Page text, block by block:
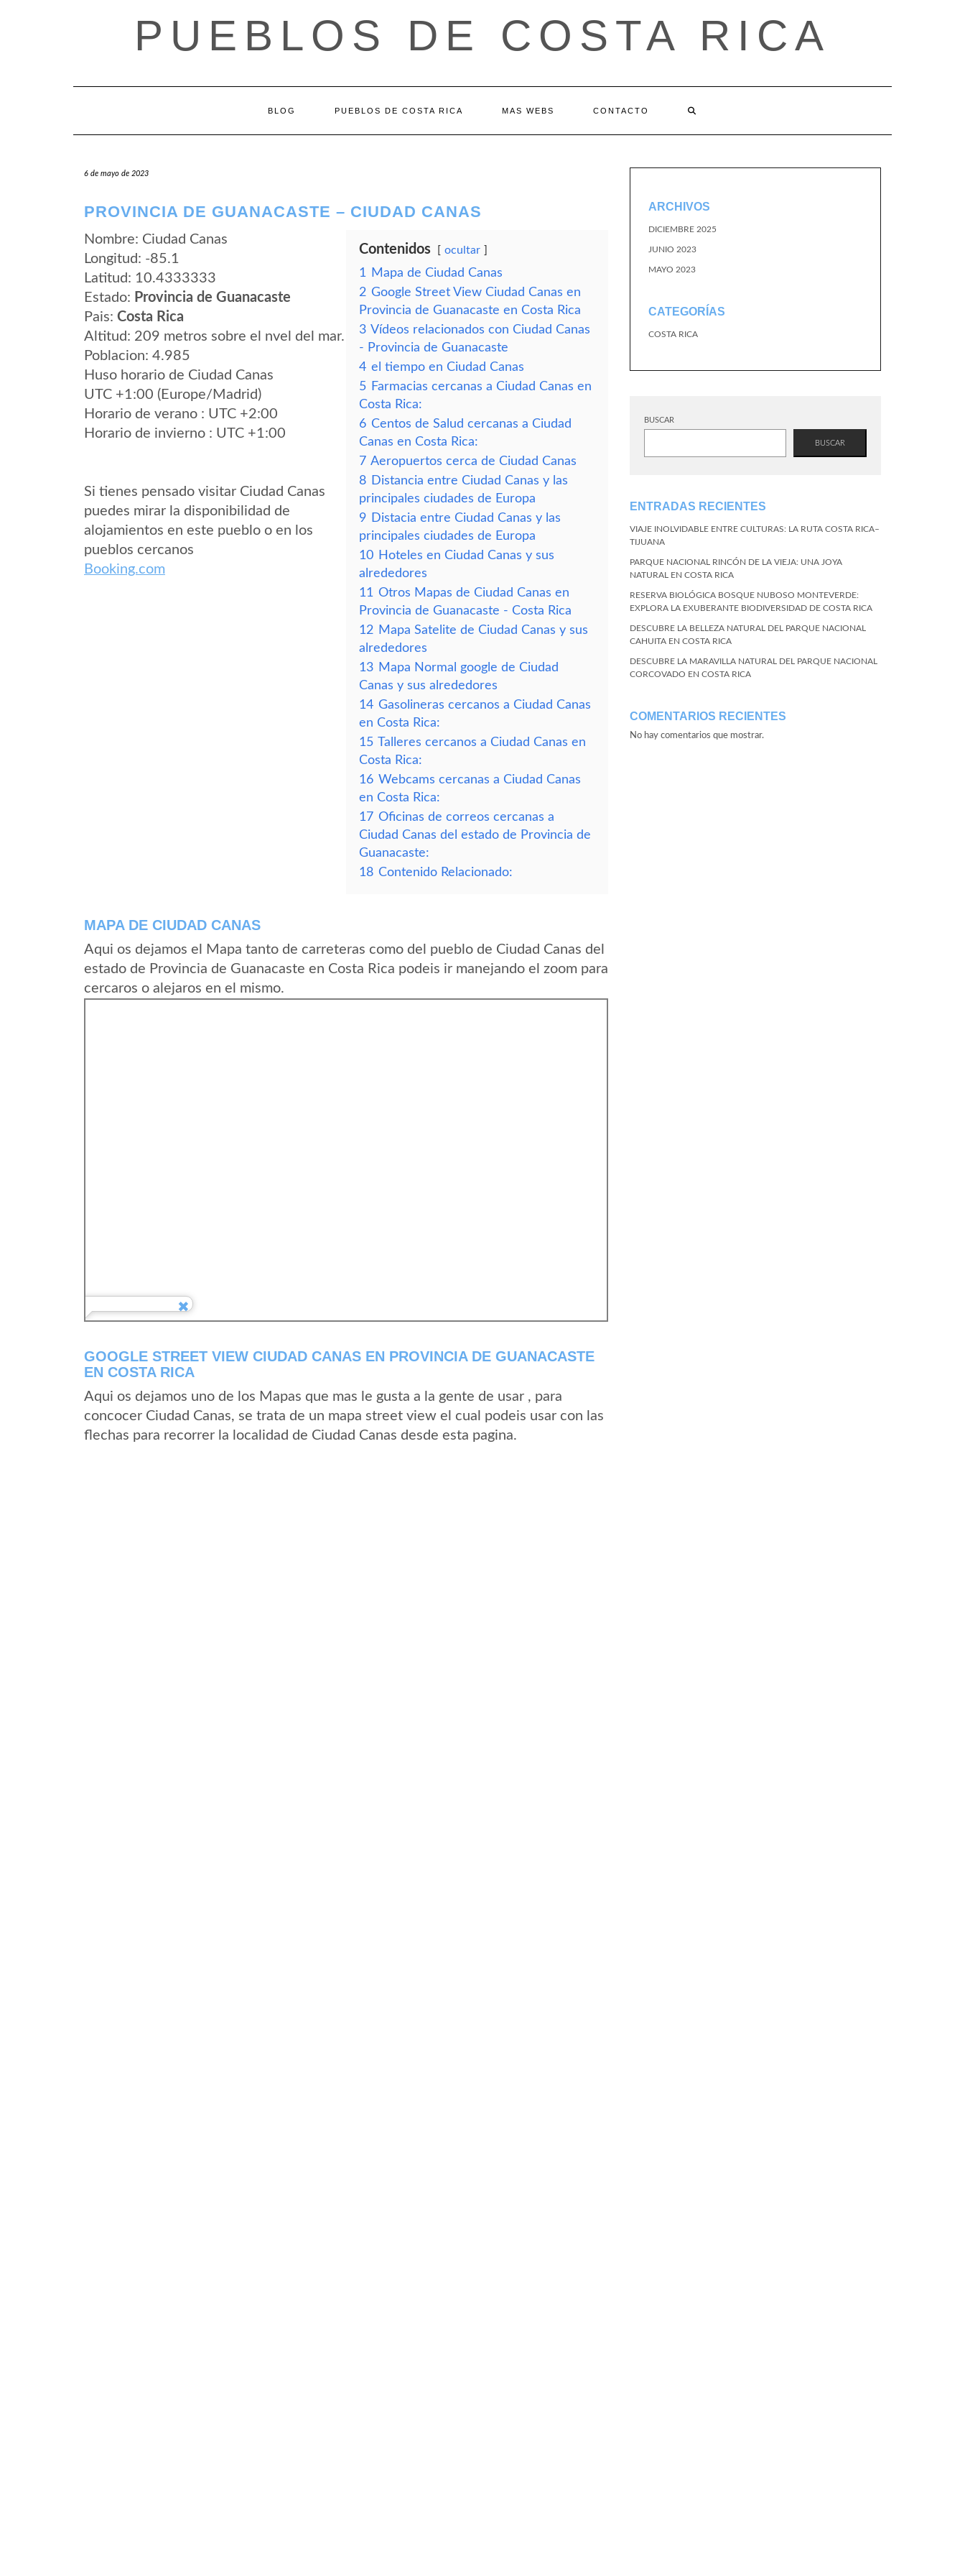
PUEBLOS DE COSTA RICA
BLOG PUEBLOS DE COSTA RICA MAS WEBS CONTACTO
6 de mayo de 2023
PROVINCIA DE GUANACASTE – CIUDAD CANAS
Nombre: Ciudad Canas
Longitud: -85.1
Latitud: 10.4333333
Estado: Provincia de Guanacaste
Pais: Costa Rica
Altitud: 209 metros sobre el nvel del mar.
Poblacion: 4.985
Huso horario de Ciudad Canas
UTC +1:00 (Europe/Madrid)
Horario de verano : UTC +2:00
Horario de invierno : UTC +1:00
Si tienes pensado visitar Ciudad Canas
puedes mirar la disponibilidad de
alojamientos en este pueblo o en los
pueblos cercanos
Booking.com
Contenidos ocultar
1
Mapa de Ciudad Canas
2 Google Street View Ciudad Canas en
Provincia de Guanacaste en Costa Rica
3 Vídeos relacionados con Ciudad Canas
- Provincia de Guanacaste
4 el tiempo en Ciudad Canas
5 Farmacias cercanas a Ciudad Canas en
Costa Rica:
6 Centos de Salud cercanas a Ciudad
Canas en Costa Rica:
7 Aeropuertos cerca de Ciudad Canas
8 Distancia entre Ciudad Canas y las
principales ciudades de Europa
9 Distacia entre Ciudad Canas y las
principales ciudades de Europa
10 Hoteles en Ciudad Canas y sus
alrededores
11 Otros Mapas de Ciudad Canas en
Provincia de Guanacaste - Costa Rica
12 Mapa Satelite de Ciudad Canas y sus
alrededores
13 Mapa Normal google de Ciudad
Canas y sus alrededores
14 Gasolineras cercanos a Ciudad Canas
en Costa Rica:
15 Talleres cercanos a Ciudad Canas en
Costa Rica:
16 Webcams cercanas a Ciudad Canas
en Costa Rica:
17 Oficinas de correos cercanas a
Ciudad Canas del estado de Provincia de
Guanacaste:
18 Contenido Relacionado:
MAPA DE CIUDAD CANAS
Aqui os dejamos el Mapa tanto de carreteras como del pueblo de Ciudad Canas del
estado de Provincia de Guanacaste en Costa Rica podeis ir manejando el zoom para
cercaros o alejaros en el mismo.
GOOGLE STREET VIEW CIUDAD CANAS EN PROVINCIA DE GUANACASTE
EN COSTA RICA
Aqui os dejamos uno de los Mapas que mas le gusta a la gente de usar , para
concocer Ciudad Canas, se trata de un mapa street view el cual podeis usar con las
flechas para recorrer la localidad de Ciudad Canas desde esta pagina.
ARCHIVOS
DICIEMBRE 2025
JUNIO 2023
MAYO 2023
CATEGORÍAS
COSTA RICA
BUSCAR
BUSCAR
ENTRADAS RECIENTES
VIAJE INOLVIDABLE ENTRE CULTURAS: LA RUTA COSTA RICA–
TIJUANA
PARQUE NACIONAL RINCÓN DE LA VIEJA: UNA JOYA
NATURAL EN COSTA RICA
RESERVA BIOLÓGICA BOSQUE NUBOSO MONTEVERDE:
EXPLORA LA EXUBERANTE BIODIVERSIDAD DE COSTA RICA
DESCUBRE LA BELLEZA NATURAL DEL PARQUE NACIONAL
CAHUITA EN COSTA RICA
DESCUBRE LA MARAVILLA NATURAL DEL PARQUE NACIONAL
CORCOVADO EN COSTA RICA
COMENTARIOS RECIENTES
No hay comentarios que mostrar.